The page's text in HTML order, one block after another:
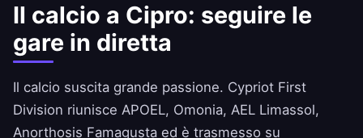
Il calcio a Cipro: seguire le
gare in diretta
Il calcio suscita grande passione. Cypriot First
Division riunisce APOEL, Omonia, AEL Limassol,
Anorthosis Famagusta ed è trasmesso su